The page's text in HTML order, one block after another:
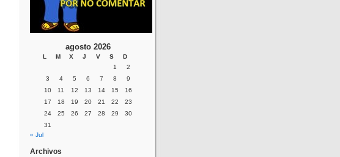
agosto 2026
L M X J V S
D
1
2
3
4 5 6 7 8
9
10
11 12 13 14 15
16
17
18 19 20 21 22
23
24
25 26 27 28 29
30
31
« Jul
Archivos